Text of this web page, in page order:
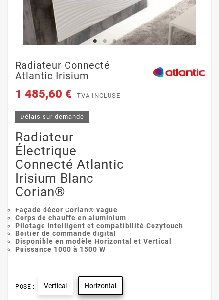
Radiateur Connecté
Atlantic Irisium
1 485,60 € TVA INCLUSE
Délais sur demande
Radiateur
Électrique
Connecté Atlantic
Irisium Blanc
Corian®
Façade décor Corian® vague
Corps de chauffe en aluminium
Pilotage Intelligent et compatibilité Cozytouch
Boitier de commande digital
Disponible en modèle Horizontal et Vertical
Puissance 1000 à 1500 W
POSE : Vertical Horizontal